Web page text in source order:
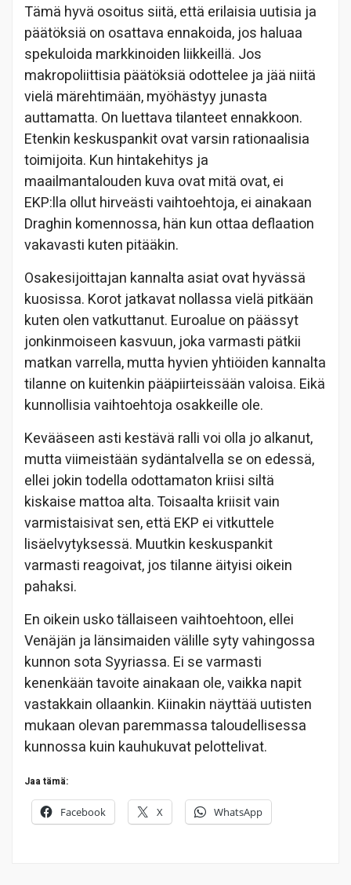
Tämä hyvä osoitus siitä, että erilaisia uutisia ja
päätöksiä on osattava ennakoida, jos haluaa
spekuloida markkinoiden liikkeillä. Jos
makropoliittisia päätöksiä odottelee ja jää niitä
vielä märehtimään, myöhästyy junasta
auttamatta. On luettava tilanteet ennakkoon.
Etenkin keskuspankit ovat varsin rationaalisia
toimijoita. Kun hintakehitys ja
maailmantalouden kuva ovat mitä ovat, ei
EKP:lla ollut hirveästi vaihtoehtoja, ei ainakaan
Draghin komennossa, hän kun ottaa deflaation
vakavasti kuten pitääkin.
Osakesijoittajan kannalta asiat ovat hyvässä
kuosissa. Korot jatkavat nollassa vielä pitkään
kuten olen vatkuttanut. Euroalue on päässyt
jonkinmoiseen kasvuun, joka varmasti pätkii
matkan varrella, mutta hyvien yhtiöiden kannalta
tilanne on kuitenkin pääpiirteissään valoisa. Eikä
kunnollisia vaihtoehtoja osakkeille ole.
Kevääseen asti kestävä ralli voi olla jo alkanut,
mutta viimeistään sydäntalvella se on edessä,
ellei jokin todella odottamaton kriisi siltä
kiskaise mattoa alta. Toisaalta kriisit vain
varmistaisivat sen, että EKP ei vitkuttele
lisäelvytyksessä. Muutkin keskuspankit
varmasti reagoivat, jos tilanne äityisi oikein
pahaksi.
En oikein usko tällaiseen vaihtoehtoon, ellei
Venäjän ja länsimaiden välille syty vahingossa
kunnon sota Syyriassa. Ei se varmasti
kenenkään tavoite ainakaan ole, vaikka napit
vastakkain ollaankin. Kiinakin näyttää uutisten
mukaan olevan paremmassa taloudellisessa
kunnossa kuin kauhukuvat pelottelivat.
Jaa tämä:
Facebook X WhatsApp